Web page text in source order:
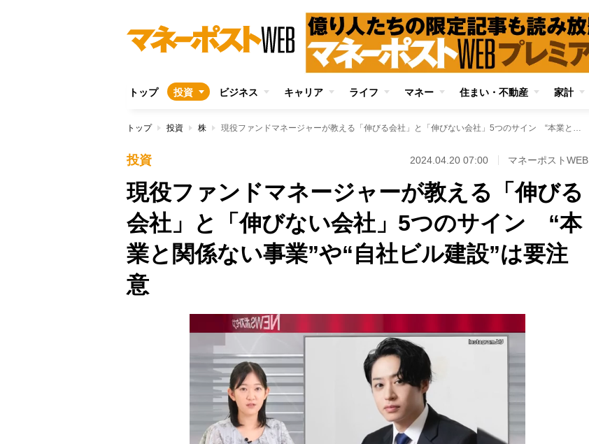
トップ 投資 ビジネス キャリア ライフ マネー 住まい・不動産 家計
トップ 投資 株 現役ファンドマネージャーが教える「伸びる会社」と「伸びない会社」5つのサイン “本業と関係ない事業”や“自社ビル建設”は要注意
投資 2024.04.20 07:00 マネーポストWEB
現役ファンドマネージャーが教える「伸びる
会社」と「伸びない会社」5つのサイン “本
業と関係ない事業”や“自社ビル建設”は要注
意